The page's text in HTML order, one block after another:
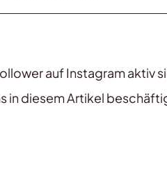
auf Instagram aktiv
in diesem Artikel